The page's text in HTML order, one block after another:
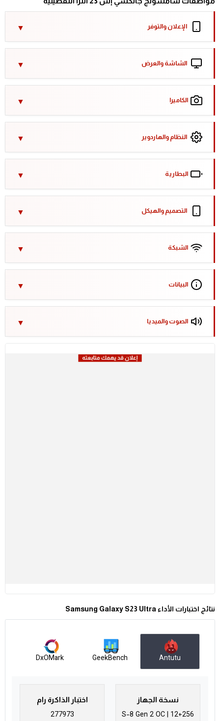
الإعلان والتوفر
الشاشة والعرض
الكاميرا
النظام والهاردوير
البطارية
التصميم والهيكل
الشبكة
البيانات
الصوت والميديا
نتائج اختبارات الأداء Samsung Galaxy S23 Ultra
Antutu
GeekBench
DxOMark
نسخة الجهاز
S-8 Gen 2 OC | 12+256
اختبار الذاكرة رام
277973